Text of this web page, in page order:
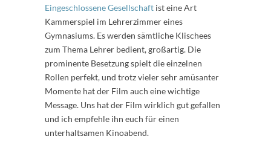
Eingeschlossene Gesellschaft ist eine Art
Kammerspiel im Lehrerzimmer eines
Gymnasiums. Es werden sämtliche Klischees
zum Thema Lehrer bedient, großartig. Die
prominente Besetzung spielt die einzelnen
Rollen perfekt, und trotz vieler sehr amüsanter
Momente hat der Film auch eine wichtige
Message. Uns hat der Film wirklich gut gefallen
und ich empfehle ihn euch für einen
unterhaltsamen Kinoabend.